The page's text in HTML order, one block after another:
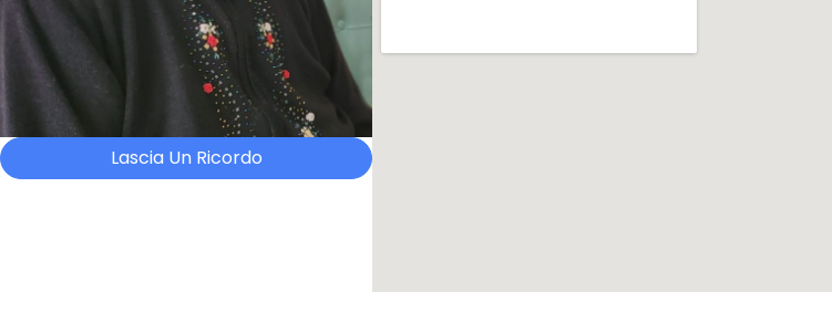
Lascia Un Ricordo